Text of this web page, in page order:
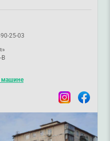
25-03
В
машине
InstagramFacebook